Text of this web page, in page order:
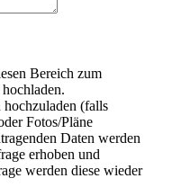
Bereich zum
(falls
Fotos/Pläne
Daten werden
erhoben und
werden diese wieder